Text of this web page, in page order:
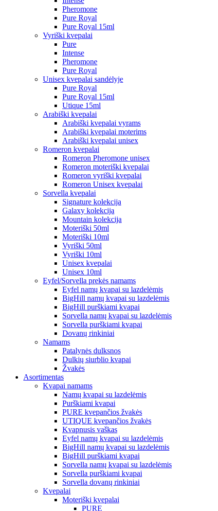
Pheromone
Pure Royal
Pure Royal 15ml
Vyriški kvepalai
Pure
Intense
Pheromone
Pure Royal
Unisex kvepalai sandėlyje
Pure Royal
Pure Royal 15ml
Utique 15ml
Arabiški kvepalai
Arabiški kvepalai vyrams
Arabiški kvepalai moterims
Arabiški kvepalai unisex
Romeron kvepalai
Romeron Pheromone unisex
Romeron moteriški kvepalai
Romeron vyriški kvepalai
Romeron Unisex kvepalai
Sorvella kvepalai
Signature kolekcija
Galaxy kolekcija
Mountain kolekcija
Moteriški 50ml
Moteriški 10ml
Vyriški 50ml
Vyriški 10ml
Unisex kvepalai
Unisex 10ml
Eyfel/Sorvella prekės namams
Eyfel namų kvapai su lazdelėmis
BigHill namų kvapai su lazdelėmis
BigHill purškiami kvapai
Sorvella namų kvapai su lazdelėmis
Sorvella purškiami kvapai
Dovanų rinkiniai
Namams
Patalynės dulksnos
Dulkių siurblio kvapai
Žvakės
Asortimentas
Kvapai namams
Namų kvapai su lazdelėmis
Purškiami kvapai
PURE kvepančios žvakės
UTIQUE kvepančios žvakės
Kvapnusis vaškas
Eyfel namų kvapai su lazdelėmis
BigHill namų kvapai su lazdelėmis
BigHill purškiami kvapai
Sorvella namų kvapai su lazdelėmis
Sorvella purškiami kvapai
Sorvella dovanų rinkiniai
Kvepalai
Moteriški kvepalai
PURE